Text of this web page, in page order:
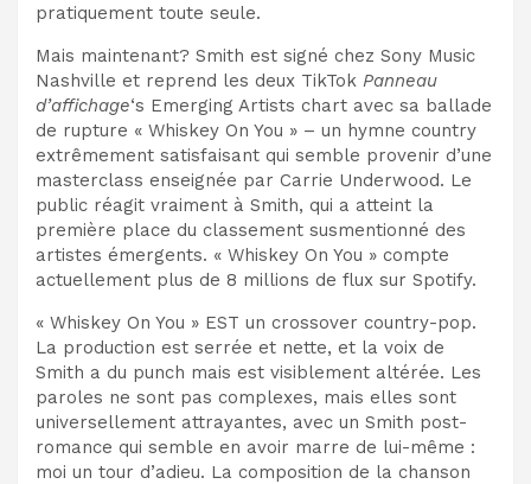
pratiquement toute seule.
Mais maintenant? Smith est signé chez Sony Music
Nashville et reprend les deux TikTok Panneau
d’affichage‘s Emerging Artists chart avec sa ballade
de rupture « Whiskey On You » – un hymne country
extrêmement satisfaisant qui semble provenir d’une
masterclass enseignée par Carrie Underwood. Le
public réagit vraiment à Smith, qui a atteint la
première place du classement susmentionné des
artistes émergents. « Whiskey On You » compte
actuellement plus de 8 millions de flux sur Spotify.
« Whiskey On You » EST un crossover country-pop.
La production est serrée et nette, et la voix de
Smith a du punch mais est visiblement altérée. Les
paroles ne sont pas complexes, mais elles sont
universellement attrayantes, avec un Smith post-
romance qui semble en avoir marre de lui-même :
moi un tour d’adieu. La composition de la chanson